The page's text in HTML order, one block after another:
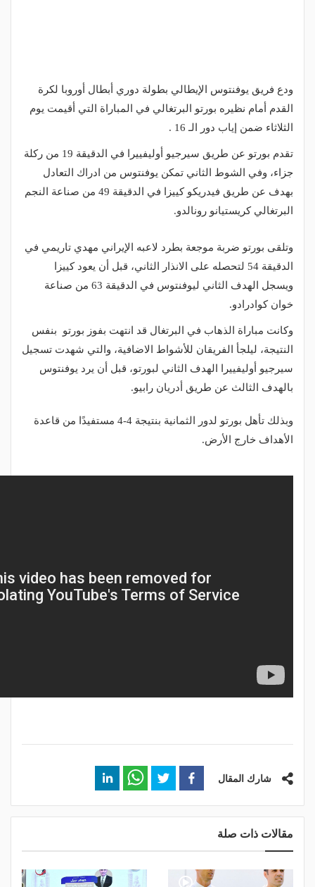
ودع فريق يوفنتوس الإيطالي بطولة دوري أبطال أوروبا لكرة
القدم أمام نظيره بورتو البرتغالي في المباراة التي أقيمت يوم
الثلاثاء ضمن إياب دور الـ 16 .
تقدم بورتو عن طريق سيرجيو أوليفييرا في الدقيقة 19 من ركلة
جزاء، وفي الشوط الثاني تمكن يوفنتوس من ادراك التعادل
بهدف عن طريق فيدريكو كييزا في الدقيقة 49 من صناعة النجم
البرتغالي كريستيانو رونالدو.
وتلقى بورتو ضربة موجعة بطرد لاعبه الإيراني مهدي تاريمي في
الدقيقة 54 لتحصله على الانذار الثاني، قبل أن يعود كييزا
ويسجل الهدف الثاني ليوفنتوس في الدقيقة 63 من صناعة
خوان كوادرادو.
وكانت مباراة الذهاب في البرتغال قد انتهت بفوز بورتو بنفس
النتيجة، ليلجأ الفريقان للأشواط الاضافية، والتي شهدت تسجيل
سيرجيو أوليفييرا الهدف الثاني لبورتو، قبل أن يرد يوفنتوس
بالهدف الثالث عن طريق أدريان رابيو.
وبذلك تأهل بورتو لدور الثمانية بنتيجة 4-4 مستفيدًا من قاعدة
الأهداف خارج الأرض.
شارك المقال
مقالات ذات صلة